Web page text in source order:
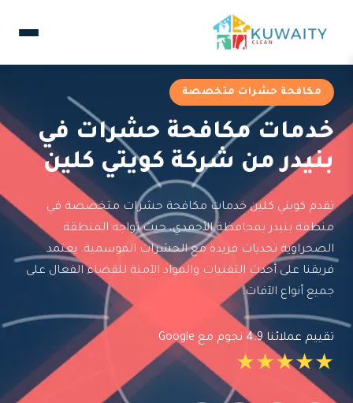
مكافحة حشرات متخصصة
خدمات مكافحة حشرات في
بنيدر من شركة كويتي كلين
تقدم كويتي كلين خدمات مكافحة حشرات متخصصة في
منطقة بنيدر بمحافظة الأحمدي، حيث تواجه المنطقة
الصحراوية تحديات فريدة مع الحشرات الموسمية. يعتمد
فريقنا على أحدث التقنيات والمواد الآمنة للقضاء الفعال على
جميع أنواع الآفات.
تقييم عملائنا 4.9 نجوم مع Google
★★★★★